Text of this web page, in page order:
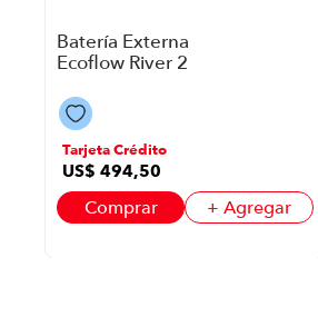
Batería Externa
Ecoflow River 2
Negro
Tarjeta Crédito
US$ 494,50
Comprar + Agregar